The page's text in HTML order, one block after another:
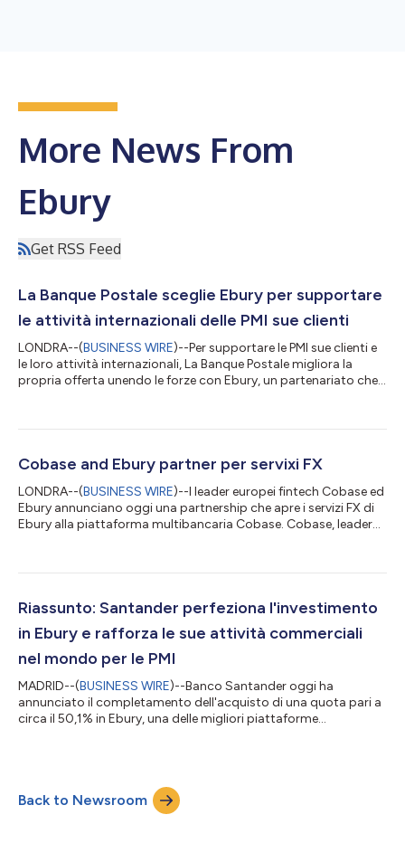
More News From
Ebury
Get RSS Feed
La Banque Postale sceglie Ebury per supportare
le attività internazionali delle PMI sue clienti
LONDRA--(BUSINESS WIRE)--Per supportare le PMI sue clienti e
le loro attività internazionali, La Banque Postale migliora la
propria offerta unendo le forze con Ebury, un partenariato che
effettuare operazioni in valuta a pronti in 140 divise estere e di
dedicata, 24 ore al giorno, 7 giorni alla settimana. Il testo ori...
Cobase and Ebury partner per servixi FX
LONDRA--(BUSINESS WIRE)--I leader europei fintech Cobase ed
Ebury annunciano oggi una partnership che apre i servizi FX di
Ebury alla piattaforma multibancaria Cobase. Cobase, leader
i servizi di Ebury, una FinTech leader mondiale sostenuta da
e gestione del rischio. Il testo originale del presen...
Riassunto: Santander perfeziona l'investimento
in Ebury e rafforza le sue attività commerciali
nel mondo per le PMI
MADRID--(BUSINESS WIRE)--Banco Santander oggi ha
annunciato il completamento dell'acquisto di una quota pari a
circa il 50,1% in Ebury, una delle migliori piattaforme
presente annuncio, redatto nella lingua di partenza, è la versione
ufficiale che fa fede. Le traduzioni sono offerte unicamente per
Back to Newsroom